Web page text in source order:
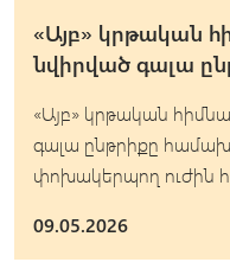
«Այբ» կրթական
նվիրված գալա
«Այբ» կրթական
գալա ընթրիքը
փոխակերպող ուժին
09.05.2026